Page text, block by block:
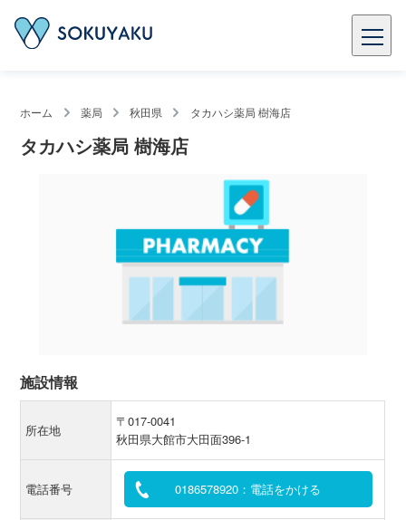
ホーム 薬局 秋田県 タカハシ薬局 樹海店
タカハシ薬局 樹海店
施設情報
所在地
〒017-0041
秋田県大館市大田面396-1
電話番号 0186578920：電話をかける